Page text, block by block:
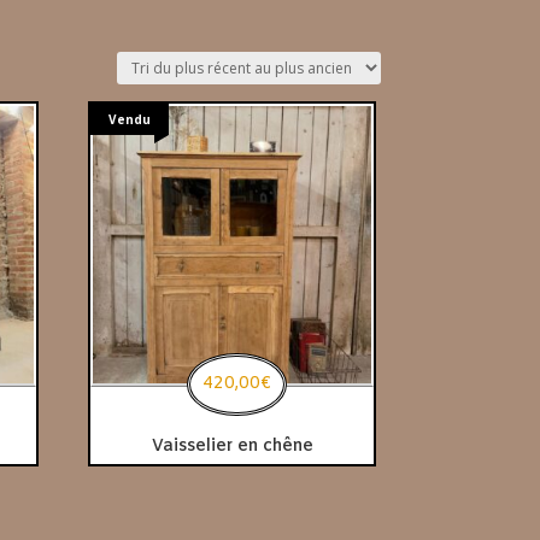
Vendu
Vaisselier en chêne
420,00€